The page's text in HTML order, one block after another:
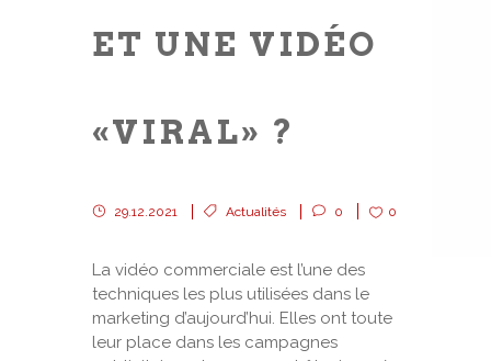
ET UNE VIDÉO
«VIRAL» ?
29.12.2021 Actualités 0 0
La vidéo commerciale est l’une des
techniques les plus utilisées dans le
marketing d’aujourd’hui. Elles ont toute
leur place dans les campagnes